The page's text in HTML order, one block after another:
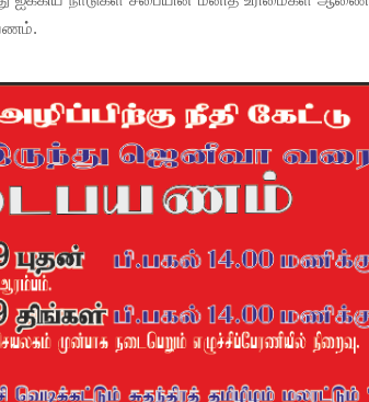
கண்டனப் போராட்டத்திற்கு கலந்துகொள்ளுமாறு
தமிழ் குடும்பம்!! நடந்தது என்ன
இலங்கை பாடலாசிரியர் வெளியிட்ட...
- கொதித்தெழுந்த பிரதேசவாசிகள்!
இடங்கள்...
முதியவருக்கு வழங்கப்பட்ட தண்டனை